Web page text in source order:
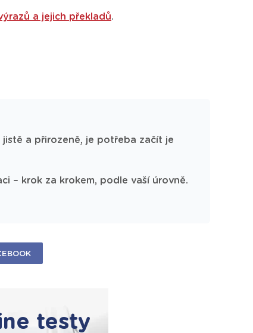
a jejich překladů.
a přirozeně, je potřeba začít je
– krok za krokem, podle vaší úrovně.
testy